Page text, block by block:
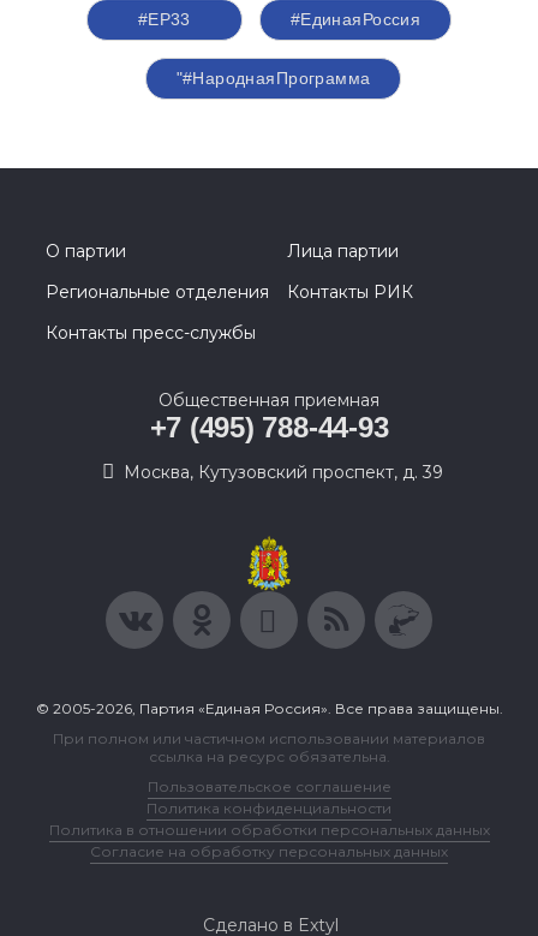
#ЕР33 #ЕдинаяРоссия
"#НароднаяПрограмма
О партии
Лица партии
Региональные отделения
Контакты РИК
Контакты пресс-службы
Общественная приемная
+7 (495) 788-44-93
Москва, Кутузовский проспект, д. 39
© 2005-2026, Партия «Единая Россия». Все права защищены.
При полном или частичном использовании материалов
ссылка на ресурс обязательна.
Пользовательское соглашение
Политика конфиденциальности
Политика в отношении обработки персональных данных
Согласие на обработку персональных данных
Сделано в Extyl